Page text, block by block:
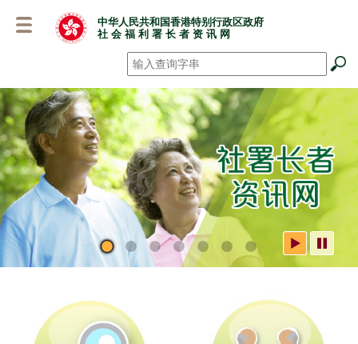
容
中华人民共和国香港特别行政区政府
社 会 福 利 署 长 者 资 讯 网
搜寻 *
社署长者资讯网